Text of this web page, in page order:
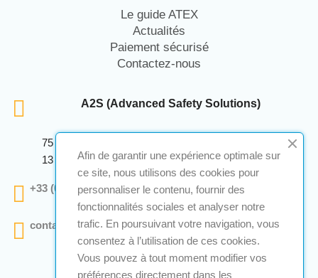
Le guide ATEX
Actualités
Paiement sécurisé
Contactez-nous
A2S (Advanced Safety Solutions)
75 Avenue Marcellin Berthelot Anthelios Bâtiment E
13 290 Aix En Provence
+33 (0)4 12 28 00 69
contact@a2s-atex.com
Afin de garantir une expérience optimale sur
ce site, nous utilisons des cookies pour
personnaliser le contenu, fournir des
fonctionnalités sociales et analyser notre
trafic. En poursuivant votre navigation, vous
consentez à l’utilisation de ces cookies.
Vous pouvez à tout moment modifier vos
préférences directement dans les